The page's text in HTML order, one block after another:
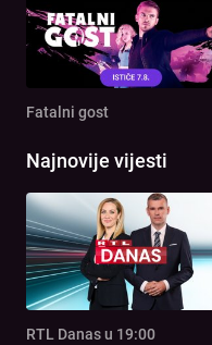
Fatalni gost
Najnovije vijesti
RTL Danas u 19:00